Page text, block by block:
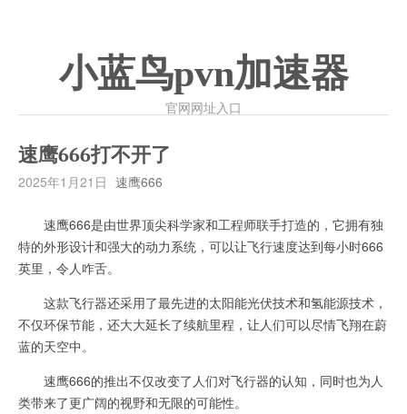
小蓝鸟pvn加速器
官网网址入口
速鹰666打不开了
2025年1月21日 速鹰666
速鹰666是由世界顶尖科学家和工程师联手打造的，它拥有独
特的外形设计和强大的动力系统，可以让飞行速度达到每小时666
英里，令人咋舌。
这款飞行器还采用了最先进的太阳能光伏技术和氢能源技术，
不仅环保节能，还大大延长了续航里程，让人们可以尽情飞翔在蔚
蓝的天空中。
速鹰666的推出不仅改变了人们对飞行器的认知，同时也为人
类带来了更广阔的视野和无限的可能性。